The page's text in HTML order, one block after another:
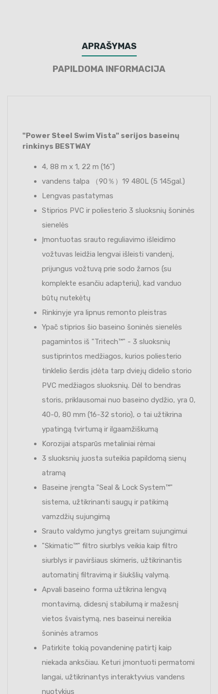
APRAŠYMAS
PAPILDOMA INFORMACIJA
"Power Steel Swim Vista" serijos baseinų
rinkinys BESTWAY
4, 88 m x 1, 22 m (16'')
vandens talpa （90％）19 480L (5 145gal.)
Lengvas pastatymas
Stiprios PVC ir poliesterio 3 sluoksnių šoninės
sienelės
Įmontuotas srauto reguliavimo išleidimo
vožtuvas leidžia lengvai išleisti vandenį,
prijungus vožtuvą prie sodo žarnos (su
komplekte esančiu adapteriu), kad vanduo
būtų nutekėtų
Rinkinyje yra lipnus remonto pleistras
Ypač stiprios šio baseino šoninės sienelės
pagamintos iš "Tritech™" - 3 sluoksnių
sustiprintos medžiagos, kurios poliesterio
tinklelio šerdis įdėta tarp dviejų didelio storio
PVC medžiagos sluoksnių. Dėl to bendras
storis, priklausomai nuo baseino dydžio, yra 0,
40-0, 80 mm (16-32 storio), o tai užtikrina
ypatingą tvirtumą ir ilgaamžiškumą
Korozijai atsparūs metaliniai rėmai
3 sluoksnių juosta suteikia papildomą sienų
atramą
Baseine įrengta "Seal & Lock System™"
sistema, užtikrinanti saugų ir patikimą
vamzdžių sujungimą
Srauto valdymo jungtys greitam sujungimui
"Skimatic™" filtro siurblys veikia kaip filtro
siurblys ir paviršiaus skimeris, užtikrinantis
automatinį filtravimą ir šiukšlių valymą.
Apvali baseino forma užtikrina lengvą
montavimą, didesnį stabilumą ir mažesnį
vietos švaistymą, nes baseinui nereikia
šoninės atramos
Patirkite tokią povandeninę patirtį kaip
niekada anksčiau. Keturi įmontuoti permatomi
langai, užtikrinantys interaktyvius vandens
nuotykius